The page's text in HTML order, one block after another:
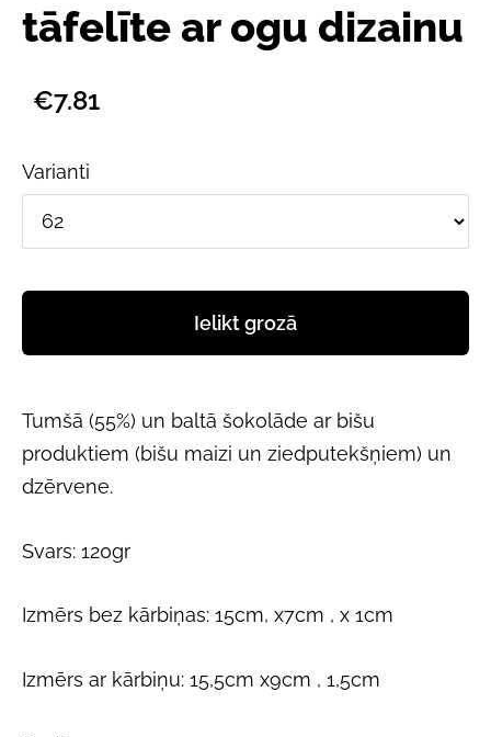
tāfelīte ar ogu dizainu
€7.81
Varianti
Ielikt grozā
Tumšā (55%) un baltā šokolāde ar bišu
produktiem (bišu maizi un ziedputekšņiem) un
dzērvene.
Svars: 120gr
Izmērs bez kārbiņas: 15cm, x7cm , x 1cm
Izmērs ar kārbiņu: 15,5cm x9cm , 1,5cm